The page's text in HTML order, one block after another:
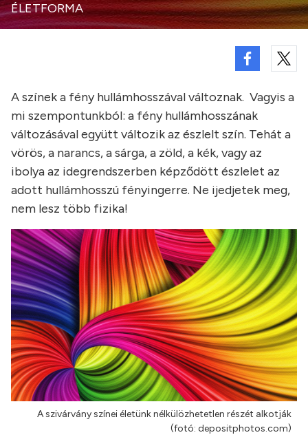
ÉLETFORMA
A színek a fény hullámhosszával változnak. Vagyis a
mi szempontunkból: a fény hullámhosszának
változásával együtt változik az észlelt szín. Tehát a
vörös, a narancs, a sárga, a zöld, a kék, vagy az
ibolya az idegrendszerben képződött észlelet az
adott hullámhosszú fényingerre. Ne ijedjetek meg,
nem lesz több fizika!
A szivárvány színei életünk nélkülözhetetlen részét alkotják
(fotó: depositphotos.com)